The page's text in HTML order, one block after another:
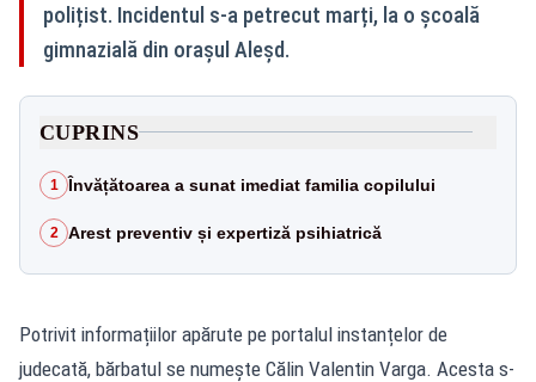
polițist. Incidentul s-a petrecut marți, la o școală
gimnazială din orașul Aleșd.
CUPRINS
1 Învățătoarea a sunat imediat familia copilului
2 Arest preventiv și expertiză psihiatrică
Potrivit informațiilor apărute pe portalul instanțelor de
judecată, bărbatul se numește Călin Valentin Varga. Acesta s-